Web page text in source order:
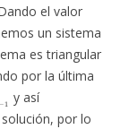
el valor
un sistema
es triangular
por la última
−1
y así
por lo